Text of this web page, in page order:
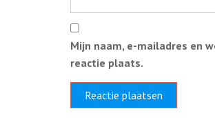
Mijn naam, e-mailadres en
reactie plaats.